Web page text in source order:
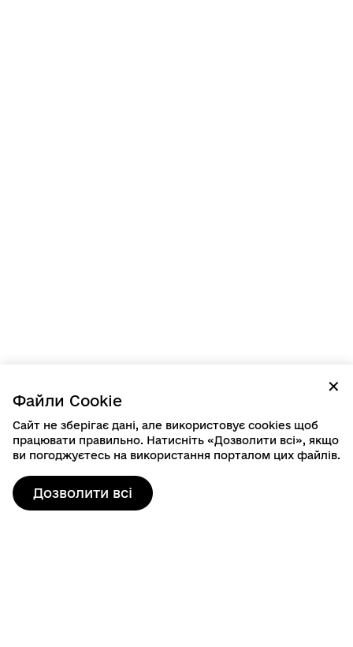
✕
Файли Cookie
Сайт не зберігає дані, але використовує cookies щоб
працювати правильно. Натисніть «Дозволити всі», якщо
ви погоджуєтесь на використання порталом цих файлів.
Дозволити всі